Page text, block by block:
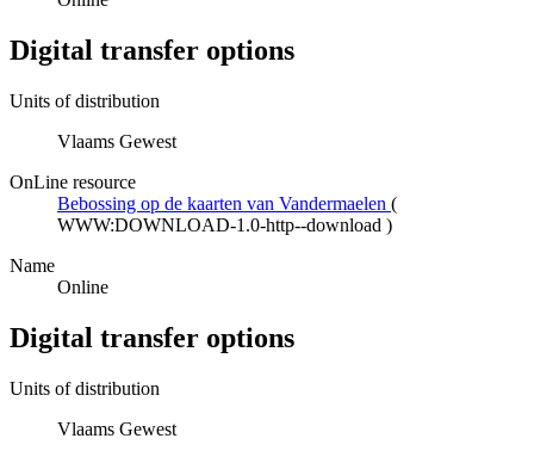
Digital transfer options
Units of distribution
Vlaams Gewest
OnLine resource
Bebossing op de kaarten van Vandermaelen (
WWW:DOWNLOAD-1.0-http--download )
Name
Online
Digital transfer options
Units of distribution
Vlaams Gewest